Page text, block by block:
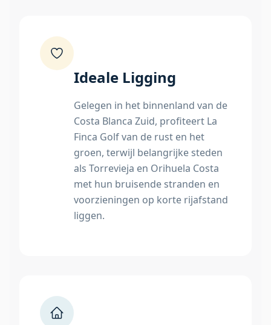
Ideale Ligging
Gelegen in het binnenland van de
Costa Blanca Zuid, profiteert La
Finca Golf van de rust en het
groen, terwijl belangrijke steden
als Torrevieja en Orihuela Costa
met hun bruisende stranden en
voorzieningen op korte rijafstand
liggen.